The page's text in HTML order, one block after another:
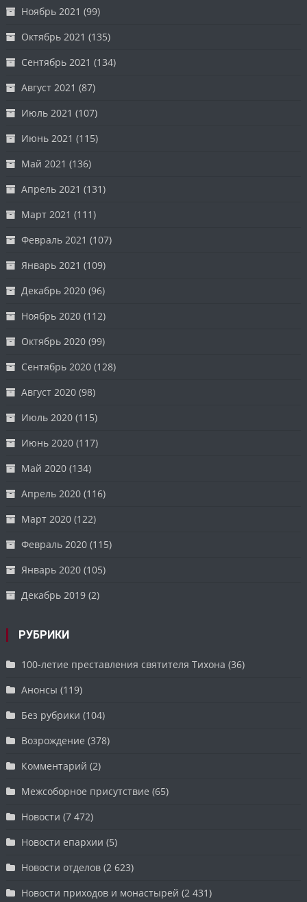
Ноябрь 2021 (99)
Октябрь 2021 (135)
Сентябрь 2021 (134)
Август 2021 (87)
Июль 2021 (107)
Июнь 2021 (115)
Май 2021 (136)
Апрель 2021 (131)
Март 2021 (111)
Февраль 2021 (107)
Январь 2021 (109)
Декабрь 2020 (96)
Ноябрь 2020 (112)
Октябрь 2020 (99)
Сентябрь 2020 (128)
Август 2020 (98)
Июль 2020 (115)
Июнь 2020 (117)
Май 2020 (134)
Апрель 2020 (116)
Март 2020 (122)
Февраль 2020 (115)
Январь 2020 (105)
Декабрь 2019 (2)
РУБРИКИ
100-летие преставления святителя Тихона (36)
Анонсы (119)
Без рубрики (104)
Возрождение (378)
Комментарий (2)
Межсоборное присутствие (65)
Новости (7 472)
Новости епархии (5)
Новости отделов (2 623)
Новости приходов и монастырей (2 431)